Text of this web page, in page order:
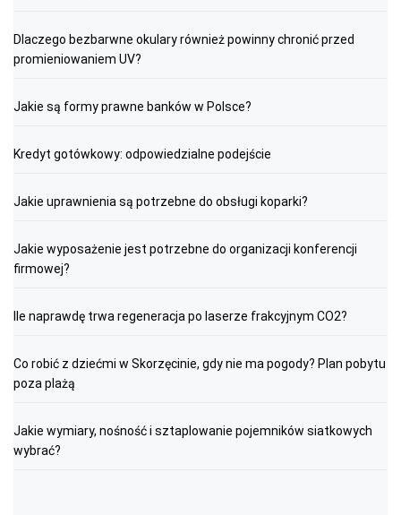
Dlaczego bezbarwne okulary również powinny chronić przed
promieniowaniem UV?
Jakie są formy prawne banków w Polsce?
Kredyt gotówkowy: odpowiedzialne podejście
Jakie uprawnienia są potrzebne do obsługi koparki?
Jakie wyposażenie jest potrzebne do organizacji konferencji
firmowej?
Ile naprawdę trwa regeneracja po laserze frakcyjnym CO2?
Co robić z dziećmi w Skorzęcinie, gdy nie ma pogody? Plan pobytu
poza plażą
Jakie wymiary, nośność i sztaplowanie pojemników siatkowych
wybrać?